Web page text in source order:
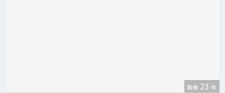
画像 23 枚